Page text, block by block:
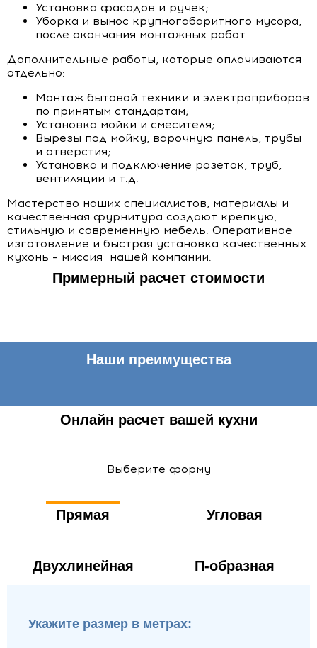
Установка фасадов и ручек;
Уборка и вынос крупногабаритного мусора,
после окончания монтажных работ
Дополнительные работы, которые оплачиваются
отдельно:
Монтаж бытовой техники и электроприборов
по принятым стандартам;
Установка мойки и смесителя;
Вырезы под мойку, варочную панель, трубы
и отверстия;
Установка и подключение розеток, труб,
вентиляции и т.д.
Мастерство наших специалистов, материалы и
качественная фурнитура создают крепкую,
стильную и современную мебель. Оперативное
изготовление и быстрая установка качественных
кухонь – миссия нашей компании.
Примерный расчет стоимости
Наши преимущества
Онлайн расчет вашей кухни
Выберите форму
Прямая Угловая
Двухлинейная П-образная
Укажите размер в метрах: